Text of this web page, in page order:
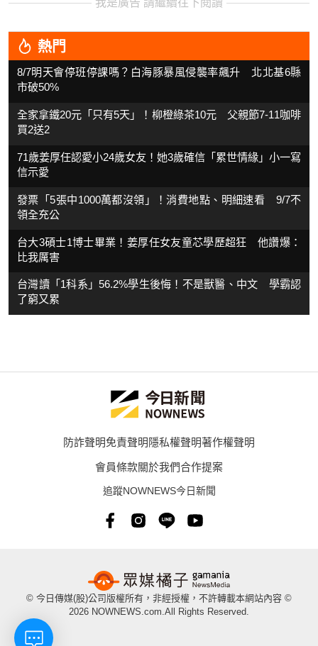
我是廣告 請繼續往下閱讀
熱門
8/7明天會停班停課嗎？白海豚暴風侵襲率飆升 北北基6縣
市破50%
全家拿鐵20元「只有5天」！柳橙綠茶10元 父親節7-11咖啡
買2送2
71歲姜厚任認愛小24歲女友！她3歲確信「累世情緣」小一寫
信示愛
發票「5張中1000萬都沒領」！消費地點、明細速看 9/7不
領全充公
台大3碩士1博士畢業！姜厚任女友童芯學歷超狂 他讚爆：
比我厲害
台灣讀「1科系」56.2%學生後悔！不是獸醫、中文 學霸認
了窮又累
防詐聲明免責聲明隱私權聲明著作權聲明
會員條款關於我們合作提案
追蹤NOWNEWS今日新聞
© 今日傳媒(股)公司版權所有，非經授權，不許轉載本網站內容 ©
2026 NOWNEWS.com.All Rights Reserved.